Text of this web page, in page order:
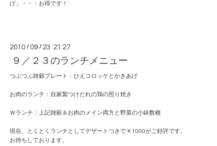
げ」・・・お得です！
2010 /09 / 23 21:27
９／２３のランチメニュー
つぶつぶ雑穀プレート：ひえコロッケとかきあげ
お肉のランチ：自家製つけだれの鶏の照り焼き
Ｗランチ：上記雑穀＆お肉のメイン両方と野菜の小鉢数種
現在、とくとくランチとしてデザートつきで￥1000がご好評です。
お待ちしております。